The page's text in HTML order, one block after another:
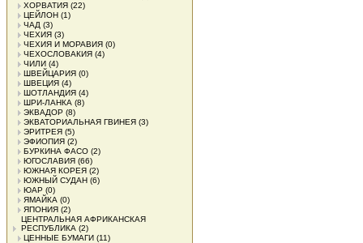
ХОРВАТИЯ (22)
ЦЕЙЛОН (1)
ЧАД (3)
ЧЕХИЯ (3)
ЧЕХИЯ И МОРАВИЯ (0)
ЧЕХОСЛОВАКИЯ (4)
ЧИЛИ (4)
ШВЕЙЦАРИЯ (0)
ШВЕЦИЯ (4)
ШОТЛАНДИЯ (4)
ШРИ-ЛАНКА (8)
ЭКВАДОР (8)
ЭКВАТОРИАЛЬНАЯ ГВИНЕЯ (3)
ЭРИТРЕЯ (5)
ЭФИОПИЯ (2)
БУРКИНА ФАСО (2)
ЮГОСЛАВИЯ (66)
ЮЖНАЯ КОРЕЯ (2)
ЮЖНЫЙ СУДАН (6)
ЮАР (0)
ЯМАЙКА (0)
ЯПОНИЯ (2)
ЦЕНТРАЛЬНАЯ АФРИКАНСКАЯ
РЕСПУБЛИКА (2)
ЦЕННЫЕ БУМАГИ (11)